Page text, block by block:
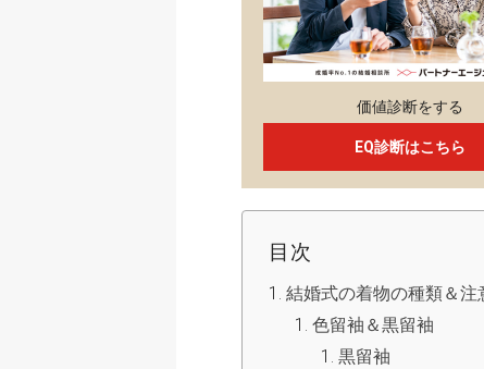
価値診断をする
EQ診断はこちら
目次
結婚式の着物の種類＆注
色留袖＆黒留袖
黒留袖